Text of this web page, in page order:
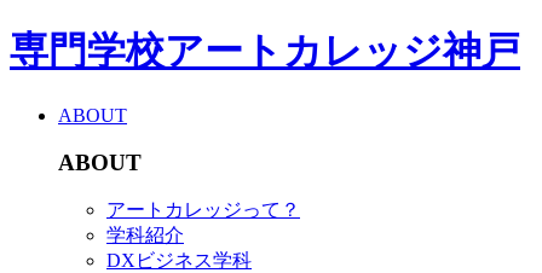
専門学校アートカレッジ神戸
ABOUT
ABOUT
アートカレッジって？
学科紹介
DXビジネス学科